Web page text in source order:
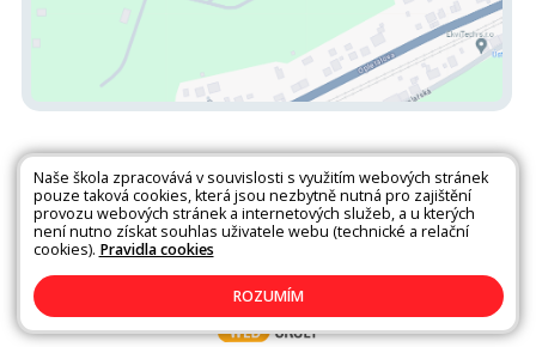
Všechna práva vyhrazena. Copyright © 2026 |Mapa stránek|Kontakty
|Přihlásit|Prohlášení o přístupnosti
Naše škola zpracovává v souvislosti s využitím webových stránek
pouze taková cookies, která jsou nezbytně nutná pro zajištění
provozu webových stránek a internetových služeb, a u kterých
není nutno získat souhlas uživatele webu (technické a relační
cookies). Pravidla cookies
ROZUMÍM